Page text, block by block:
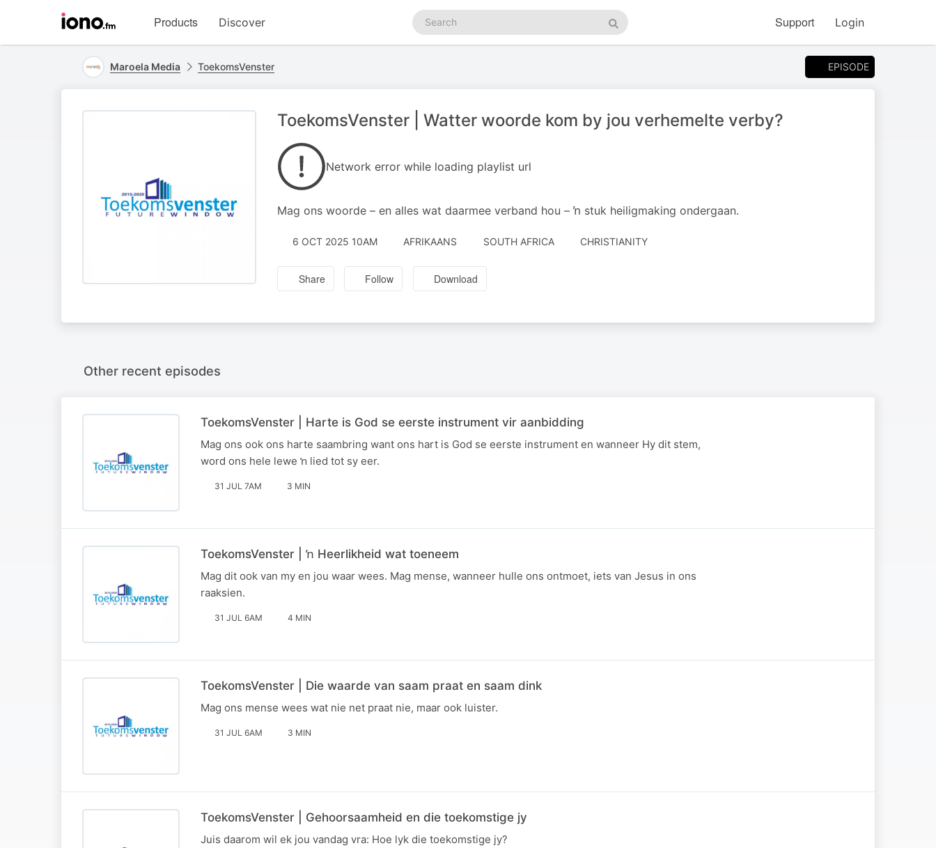
homepage
Products Discover
Search
podcasts
Search
Support Login
Maroela Media ToekomsVenster EPISODE
ToekomsVenster | Watter woorde kom by jou verhemelte verby?
Network error while loading playlist url
Mag ons woorde – en alles wat daarmee verband hou – ŉ stuk heiligmaking ondergaan.
6 OCT 2025 10AM AFRIKAANS SOUTH AFRICA CHRISTIANITY
Share Follow Download
Other recent episodes
ToekomsVenster | Harte is God se eerste instrument vir aanbidding
Mag ons ook ons harte saambring want ons hart is God se eerste instrument en wanneer Hy dit stem,
word ons hele lewe ŉ lied tot sy eer.
31 JUL 7AM 3 MIN
ToekomsVenster | ŉ Heerlikheid wat toeneem
Mag dit ook van my en jou waar wees. Mag mense, wanneer hulle ons ontmoet, iets van Jesus in ons
raaksien.
31 JUL 6AM 4 MIN
ToekomsVenster | Die waarde van saam praat en saam dink
Mag ons mense wees wat nie net praat nie, maar ook luister.
31 JUL 6AM 3 MIN
ToekomsVenster | Gehoorsaamheid en die toekomstige jy
Juis daarom wil ek jou vandag vra: Hoe lyk die toekomstige jy?